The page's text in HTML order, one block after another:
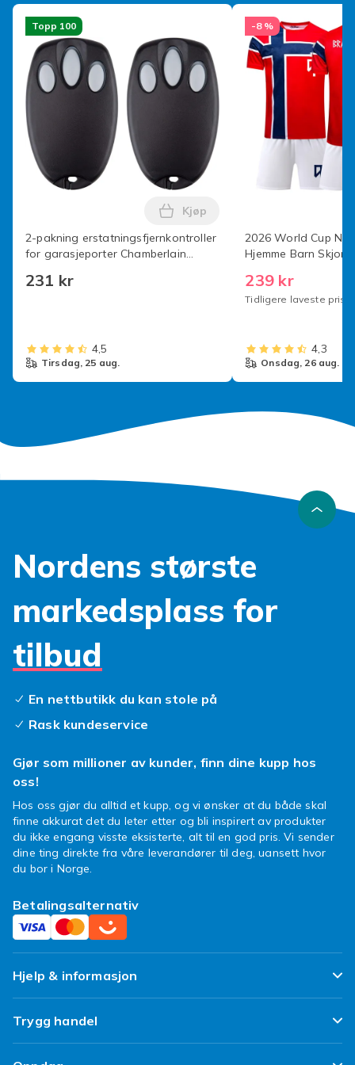
Topp 100
2-pakning erstatningsfjernkontroller
for garasjeporter Chamberlain
| ML700 | ML500 | ML850 | Merlin
231 kr
Legg 2-pakning
Kjøp
4,5
tirsdag, 25 aug.
-8 %
2026 World Cup
Hjemme Barn
239 kr
Tidligere laveste pris:
4,3
onsdag, 26 aug.
Nordens største
markedsplass for
tilbud
En nettbutikk du kan stole på
Rask kundeservice
Gjør som millioner av kunder, finn dine kupp hos
oss!
Hos oss gjør du alltid et kupp, og vi ønsker at du både skal
finne akkurat det du leter etter og bli inspirert av produkter
du ikke engang visste eksisterte, alt til en god pris. Vi sender
dine ting direkte fra våre leverandører til deg, uansett hvor
du bor i Norge.
Betalingsalternativ
Hjelp & informasjon
Ofte stilte spørsmål
Spor pakken min
Trygg handel
Fornøyd kunde-løfte